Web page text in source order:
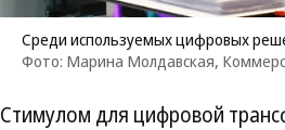
Среди используемых цифровых
Фото: Марина Молдавская,
Стимулом для цифровой